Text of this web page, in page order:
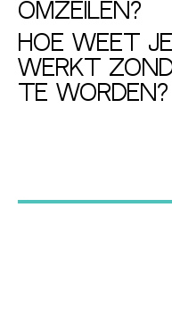
omzeilen?
Hoe weet
werkt
te worden?